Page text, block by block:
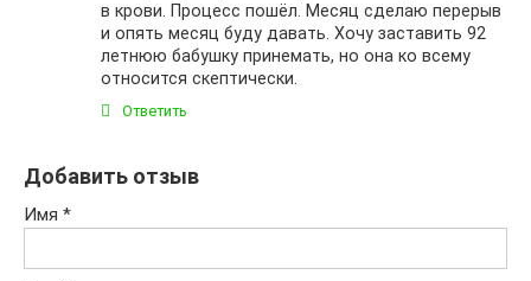
в крови. Процесс пошёл. Месяц сделаю перерыв
и опять месяц буду давать. Хочу заставить 92
летнюю бабушку принемать, но она ко всему
относится скептически.
Ответить
Добавить отзыв
Имя *